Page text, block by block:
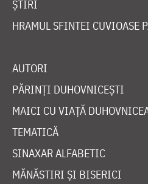
ȘTIRI
HRAMUL SFINTEI CUVIOASE
AUTORI
PĂRINȚI DUHOVNICEȘTI
MAICI CU VIAȚĂ
TEMATICĂ
SINAXAR ALFABETIC
MĂNĂSTIRI ȘI BISERICI